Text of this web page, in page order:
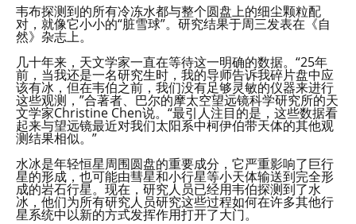
韦布探测到的所有冷冻水都与整个圆盘上的细尘颗粒配
对，就像它小小的“脏雪球”。研究结果于周三发表在《自
然》杂志上。
几十年来，天文学家一直在等待这一明确的数据。“25年
前，当我还是一名研究生时，我的导师告诉我碎片盘中应
该有冰，但在韦伯之前，我们没有足够灵敏的仪器来进行
这些观测，”合著者、巴尔的摩太空望远镜科学研究所的天
文学家Christine Chen说。“最引人注目的是，这些数据看
起来与望远镜最近对我们太阳系中柯伊伯带天体的其他观
测结果相似。”
水冰是年轻恒星周围圆盘的重要成分，它严重影响了巨行
星的形成，也可能由彗星和小行星等小天体输送到完全形
成的岩石行星。现在，研究人员已经用韦伯探测到了水
冰，他们为所有研究人员研究这些过程如何在许多其他行
星系统中以新的方式发挥作用打开了大门。